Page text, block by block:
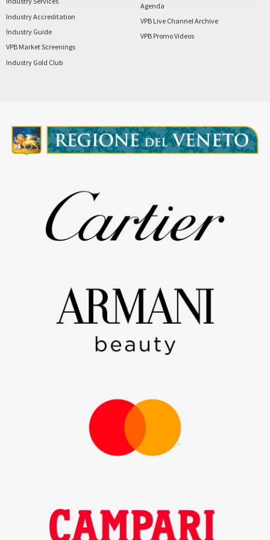
Industry Accreditation
Industry Guide
VPB Market Screenings
Industry Gold Club
Agenda
VPB Live Channel Archive
VPB Promo Videos